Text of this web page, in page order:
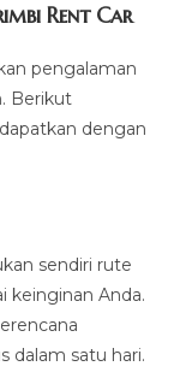
Rent Car
pengalaman
Berikut
dengan
sendiri rute
keinginan Anda.
dalam satu hari.